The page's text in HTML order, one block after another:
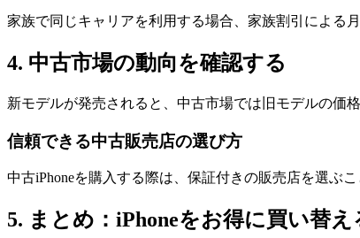
家族で同じキャリアを利用する場合、家族割引による
4. 中古市場の動向を確認する
新モデルが発売されると、中古市場では旧モデルの価
信頼できる中古販売店の選び方
中古iPhoneを購入する際は、保証付きの販売店を選ぶ
5. まとめ：iPhoneをお得に買い替